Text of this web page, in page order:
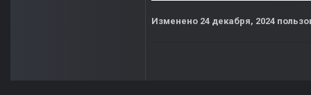
Изменено 24 декабря, 2024